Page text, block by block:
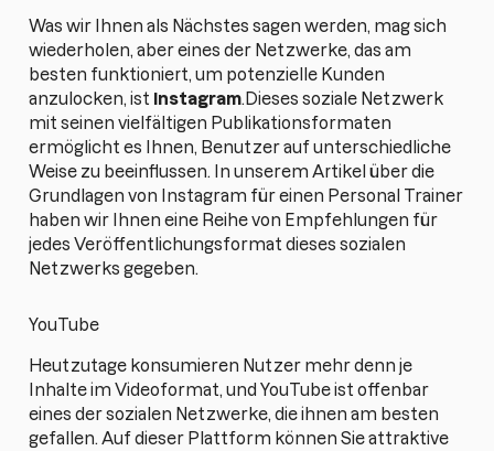
Was wir Ihnen als Nächstes sagen werden, mag sich
wiederholen, aber eines der Netzwerke, das am
besten funktioniert, um potenzielle Kunden
anzulocken, ist Instagram.Dieses soziale Netzwerk
mit seinen vielfältigen Publikationsformaten
ermöglicht es Ihnen, Benutzer auf unterschiedliche
Weise zu beeinflussen. In unserem Artikel über die
Grundlagen von Instagram für einen Personal Trainer
haben wir Ihnen eine Reihe von Empfehlungen für
jedes Veröffentlichungsformat dieses sozialen
Netzwerks gegeben.
YouTube
Heutzutage konsumieren Nutzer mehr denn je
Inhalte im Videoformat, und YouTube ist offenbar
eines der sozialen Netzwerke, die ihnen am besten
gefallen. Auf dieser Plattform können Sie attraktive